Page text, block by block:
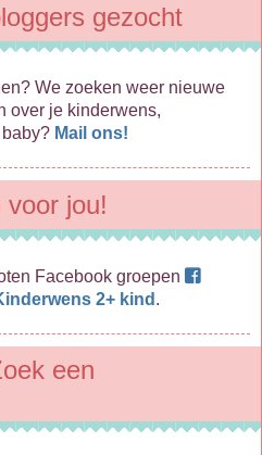
gezocht
We zoeken weer nieuwe
over je kinderwens,
Mail ons!
voor jou!
Facebook groepen
2+ kind .
een